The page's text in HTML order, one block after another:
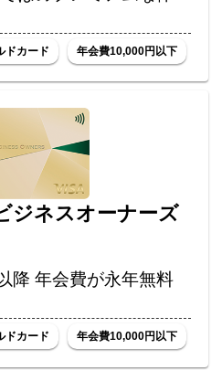
ドカード 年会費10,000円以下
ジネスオーナーズ
降 年会費が永年無料
ドカード 年会費10,000円以下